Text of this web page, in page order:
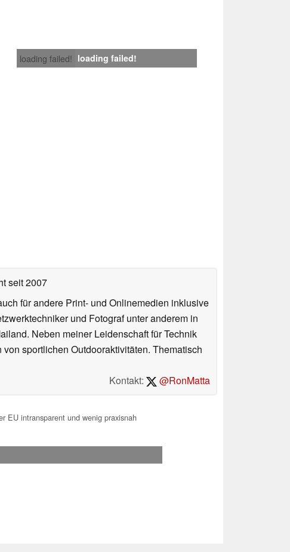
loading failed! loading failed!
seit 2007
für andere Print- und Onlinemedien inklusive
und Fotograf unter anderem in
Neben meiner Leidenschaft für Technik
sportlichen Outdooraktivitäten. Thematisch
Kontakt:
@RonMatta
EU intransparent und wenig praxisnah